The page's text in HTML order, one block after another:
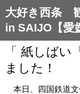
大好き西条
in SAIJO【愛
「 紙しばい
ました！
本日、四国鉄道文